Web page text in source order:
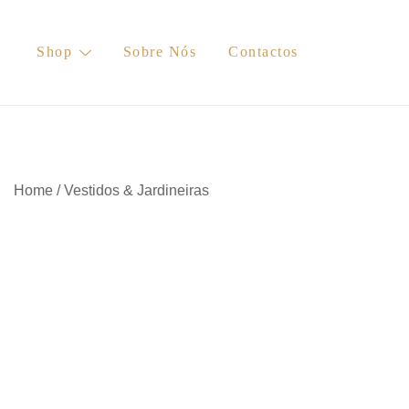
contentShop Sobre Nós Contactos
Home /Vestidos & Jardineiras